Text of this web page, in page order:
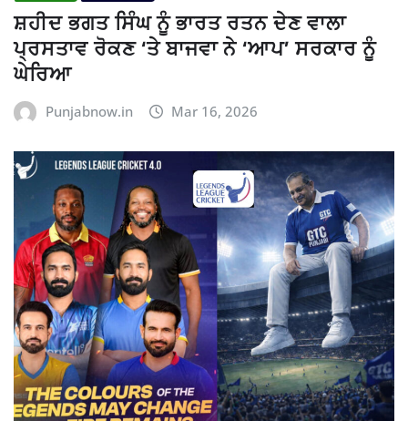
ਸ਼ਹੀਦ ਭਗਤ ਸਿੰਘ ਨੂੰ ਭਾਰਤ ਰਤਨ ਦੇਣ ਵਾਲਾ
ਪ੍ਰਸਤਾਵ ਰੋਕਣ ‘ਤੇ ਬਾਜਵਾ ਨੇ ‘ਆਪ’ ਸਰਕਾਰ ਨੂੰ
ਘੇਰਿਆ
Punjabnow.in Mar 16, 2026